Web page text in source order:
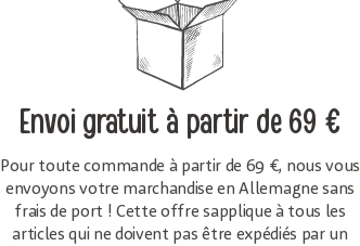
Envoi gratuità partir de 69 €
Pour toute commande à partir de 69 €, nous vous
envoyons votre marchandise en Allemagne sans
frais de port ! Cette offre sapplique à tous les
articles qui ne doivent pas être expédiés par un